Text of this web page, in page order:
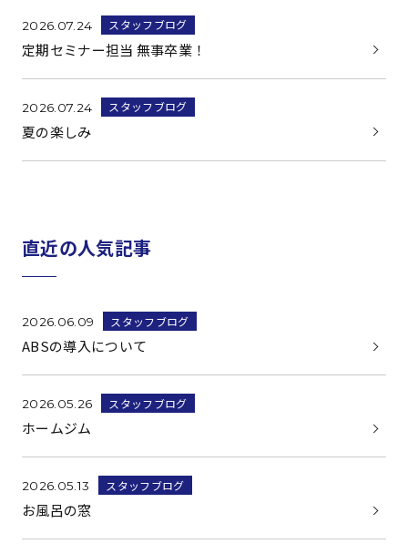
2026.07.24 スタッフブログ
定期セミナー担当 無事卒業！
2026.07.24 スタッフブログ
夏の楽しみ
直近の人気記事
2026.06.09 スタッフブログ
ABSの導入について
2026.05.26 スタッフブログ
ホームジム
2026.05.13 スタッフブログ
お風呂の窓